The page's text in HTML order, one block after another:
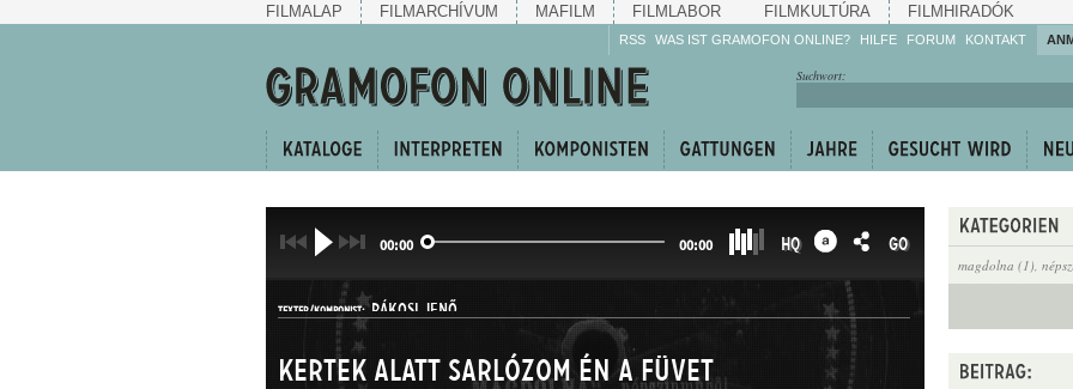
FILMALAP FILMARCHÍVUM MAFILM FILMLABOR FILMKULTÚRA FILMHIRADÓK
RSS WAS IST GRAMOFON ONLINE? HILFE
Machen Sie mit!
weiter!
FORUM KONTAKT
Suchwort:
magdolna (1),
00:00 00:00 HQ GO
TEXTER/KOMPONIST: RÁKOSI JENŐ
Kertek alatt sarlózom én a füvet